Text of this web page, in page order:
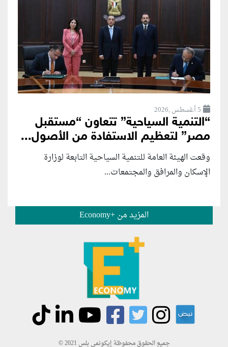
5 أغسطس ,2026
“التنمية السياحية” تتعاون “مستقبل
مصر” لتعظيم الاستفادة من الأصول...
وقعت الهيئة العامة للتنمية السياحية التابعة لوزارة
الإسكان والمرافق والمجتمعات...
المزيد من +Economy
جميع الحقوق محفوظة إيكونمي بلس 2021 ©